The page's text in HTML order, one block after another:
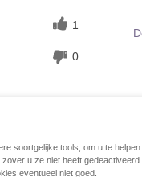
1
0
soortgelijke tools, om u te
u ze niet heeft
eventueel niet goed.